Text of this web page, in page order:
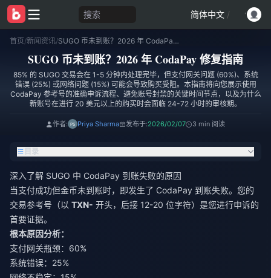
搜索 简体中文 /
首页/新闻资讯/ SUGO 币未到账？2026 年 CodaPay 修复指南
SUGO 币未到账？2026 年 CodaPay 修复指南
85% 的 SUGO 交易会在 1-5 分钟内处理完毕，但支付网关问题 (60%)、系统
错误 (25%) 或网络问题 (15%) 可能会导致购买受阻。本指南将向您展示使用
CodaPay 参考号的准确申诉流程、避免账号封禁的关键时间节点，以及为什么
新账号在进行 20 美元以上的购买时会面临 24-72 小时的审核期。
作者: Priya Sharma 发布于:2026/02/07 3 min 阅读
目录
深入了解 SUGO 中 CodaPay 到账失败的原因
当支付成功但金币未到账时，即发生了 CodaPay 到账失败。您的
交易参考号（以 TXN- 开头，后接 12-20 位字符）是您进行申诉的
首要证据。
根本原因分析：
支付网关瓶颈：60%
系统错误：25%